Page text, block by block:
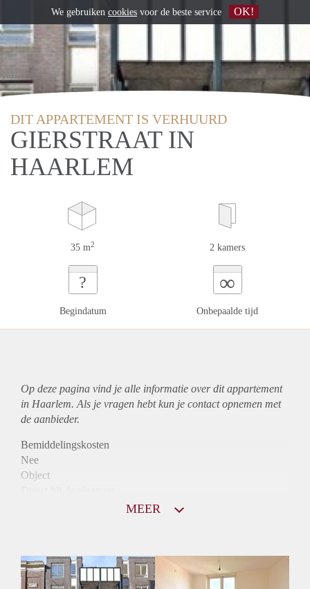
DIT APPARTEMENT IS VERHUURD
GIERSTRAAT IN
HAARLEM
35 m2 2 kamers
?
Begindatum
∞
Onbepaalde tijd
Op deze pagina vind je alle informatie over ditappartement
in Haarlem. Als je vragen hebt kun je contact opnemen met
de aanbieder.
Bemiddelingskosten
Nee
Object
Huurtoeslag
Niet mogelijk
MEER
We gebruiken cookies voor de beste service OK!